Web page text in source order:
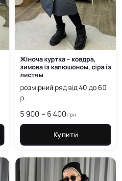
Жіноча куртка – ковдра,
зимова із капюшоном, сіра із
листям
розмірний ряд від 40 до 60
р.
5 900 – 6 400 грн
range:
5 900
грн
6 400
грн
Купити